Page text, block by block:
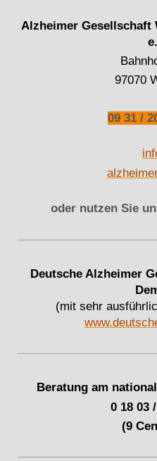
Alzheimer Gesellschaft
97070
09 31 /
oder nutzen Sie
Deutsche Alzheimer
(mit sehr
Beratung am
0 18 03
(9